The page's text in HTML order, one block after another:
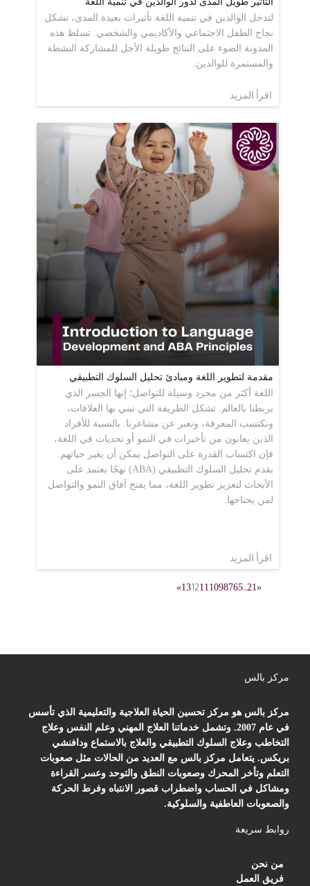
لتدخل الوالدين في تنمية اللغة تأثيرات بعيدة المدى، تشكل
نجاح الطفل الاجتماعي والأكاديمي والشخصي. تسلط هذه
المدونة الضوء على النتائج طويلة الأجل للمشاركة النشطة
والمستمرة للوالدين.
اقرأ المزيد
مقدمة لتطوير اللغة ومبادئ تحليل السلوك التطبيقي
اللغة أكثر من مجرد وسيلة للتواصل؛ إنها الجسر الذي
يربطنا بالعالم. تشكل الطريقة التي نبني بها العلاقات،
ونكتسب المعرفة، ونعبر عن مشاعرنا. بالنسبة للأفراد
الذين يعانون من تأخيرات في النمو أو تحديات في اللغة،
فإن اكتساب القدرة على التواصل يمكن أن يغير حياتهم.
يقدم تحليل السلوك التطبيقي (ABA) نهجًا يعتمد على
الأبحاث لتعزيز تطوير اللغة، مما يفتح آفاق النمو والتواصل
لمن يحتاجها.
اقرأ المزيد
«
1
2
...
5
6
7
8
9
10
11
12
13
»
مركز بالس
مركز بالس هو مركز تحسين الحياة العلاجية والتعليمية الذي تأسس
في عام 2007. وتشمل خدماتنا العلاج المهني وعلم النفس وعلاج
التخاطب وعلاج السلوك التطبيقي والعلاج بالاستماع ودافنشي
بريكس. يتعامل مركز بالس مع العديد من الحالات مثل صعوبات
التعلم وتأخر المحرك وصعوبات النطق والتوحد وعسر القراءة
ومشاكل في الحساب واضطراب قصور الانتباه وفرط الحركة
والصعوبات العاطفية والسلوكية.
روابط سريعة
من نحن
فريق العمل